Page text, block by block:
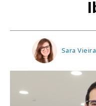
Sara Vieira